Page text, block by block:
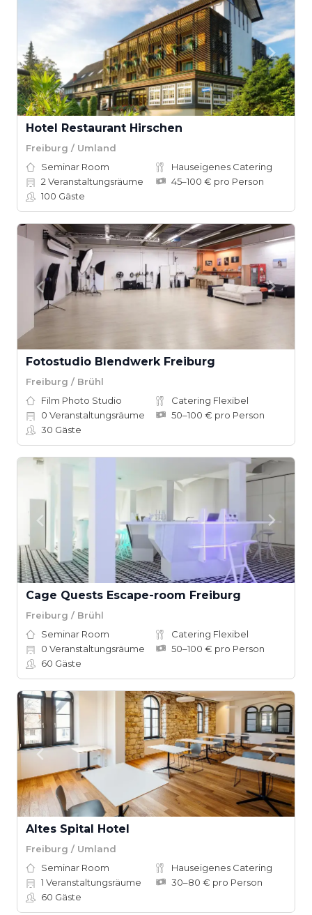
Hotel Restaurant Hirschen
Freiburg / Umland
Seminar Room
Hauseigenes Catering
2 Veranstaltungsräume
45–100 € pro Person
100 Gäste
Fotostudio Blendwerk Freiburg
Freiburg / Brühl
Film Photo Studio
Catering Flexibel
0 Veranstaltungsräume
50–100 € pro Person
30 Gäste
Cage Quests Escape-room Freiburg
Freiburg / Brühl
Seminar Room
Catering Flexibel
0 Veranstaltungsräume
50–100 € pro Person
60 Gäste
Altes Spital Hotel
Freiburg / Umland
Seminar Room
Hauseigenes Catering
1 Veranstaltungsräume
30–80 € pro Person
60 Gäste